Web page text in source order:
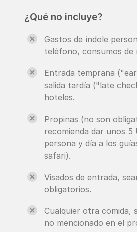
¿Qué no incluye?
Gastos de índole
teléfono, consumos de
Entrada temprana
salida tardía ("late
hoteles.
Propinas (no son
recomienda dar unos 5
persona y día a los
safari).
Visados de entrada,
obligatorios.
Cualquier otra comida,
no mencionado en el